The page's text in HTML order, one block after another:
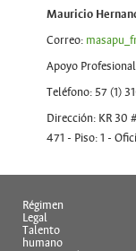
Mauricio
Correo:
Apoyo
Teléfono: 57 (1)
Dirección: KR 30
471 - Piso: 1 -
Régimen
Legal
Talento
humano